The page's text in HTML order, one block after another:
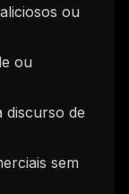
ou
ou
discurso de
sem